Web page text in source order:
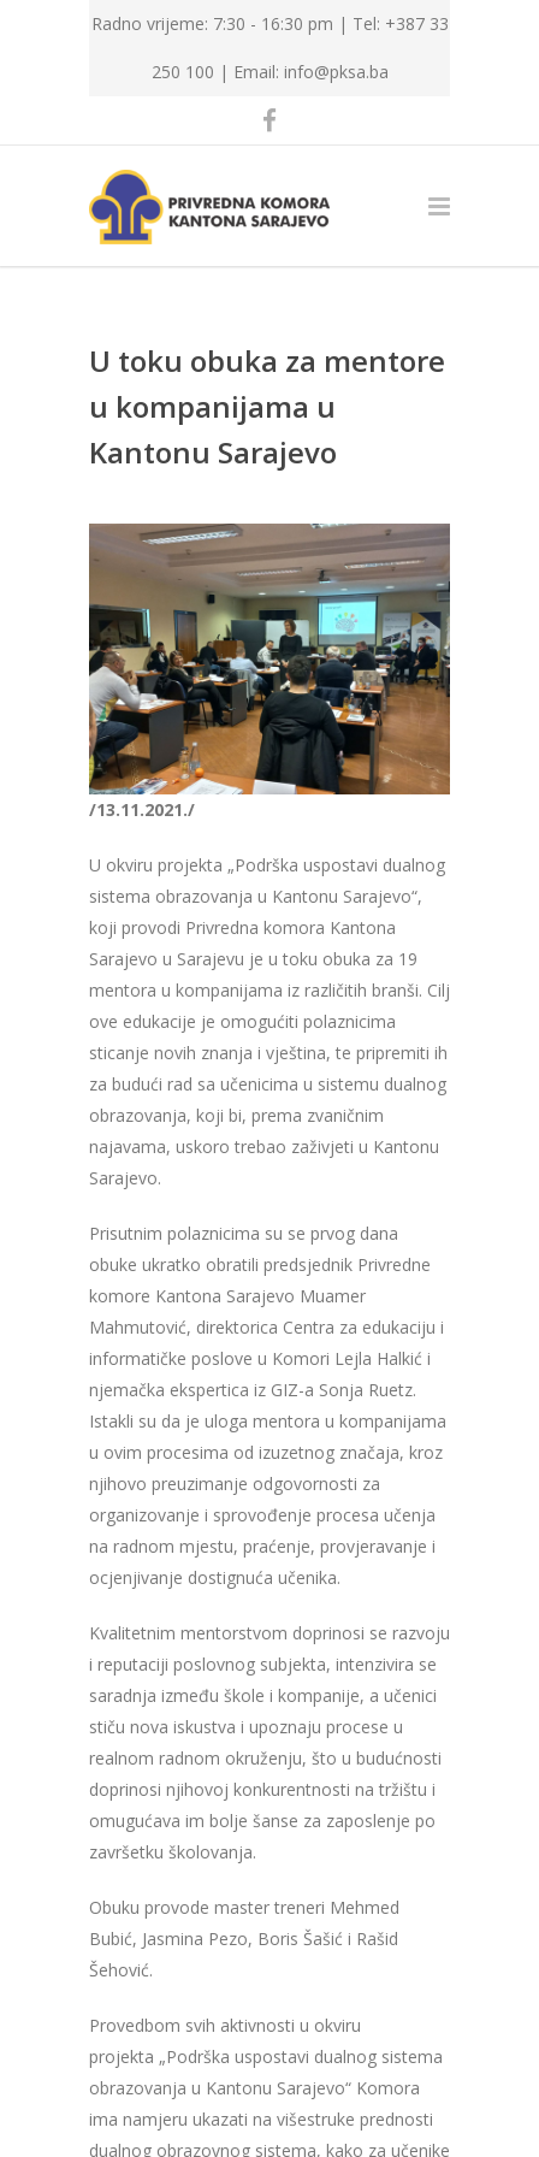
Radno vrijeme: 7:30 - 16:30 pm | Tel: +387 33
250 100 | Email: info@pksa.ba
U toku obuka za mentore
u kompanijama u
Kantonu Sarajevo
/13.11.2021./
U okviru projekta „Podrška uspostavi dualnog
sistema obrazovanja u Kantonu Sarajevo“,
koji provodi Privredna komora Kantona
Sarajevo u Sarajevu je u toku obuka za 19
mentora u kompanijama iz različitih branši. Cilj
ove edukacije je omogućiti polaznicima
sticanje novih znanja i vještina, te pripremiti ih
za budući rad sa učenicima u sistemu dualnog
obrazovanja, koji bi, prema zvaničnim
najavama, uskoro trebao zaživjeti u Kantonu
Sarajevo.
Prisutnim polaznicima su se prvog dana
obuke ukratko obratili predsjednik Privredne
komore Kantona Sarajevo Muamer
Mahmutović, direktorica Centra za edukaciju i
informatičke poslove u Komori Lejla Halkić i
njemačka ekspertica iz GIZ-a Sonja Ruetz.
Istakli su da je uloga mentora u kompanijama
u ovim procesima od izuzetnog značaja, kroz
njihovo preuzimanje odgovornosti za
organizovanje i sprovođenje procesa učenja
na radnom mjestu, praćenje, provjeravanje i
ocjenjivanje dostignuća učenika.
Kvalitetnim mentorstvom doprinosi se razvoju
i reputaciji poslovnog subjekta, intenzivira se
saradnja između škole i kompanije, a učenici
stiču nova iskustva i upoznaju procese u
realnom radnom okruženju, što u budućnosti
doprinosi njihovoj konkurentnosti na tržištu i
omugućava im bolje šanse za zaposlenje po
završetku školovanja.
Obuku provode master treneri Mehmed
Bubić, Jasmina Pezo, Boris Šašić i Rašid
Šehović.
Provedbom svih aktivnosti u okviru
projekta „Podrška uspostavi dualnog sistema
obrazovanja u Kantonu Sarajevo“ Komora
ima namjeru ukazati na višestruke prednosti
dualnog obrazovnog sistema, kako za učenike